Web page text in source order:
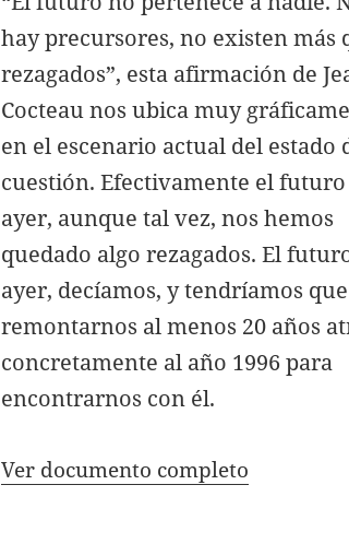
hay precursores, no existen más
rezagados”, esta afirmación de
Cocteau nos ubica muy
en el escenario actual del estado
cuestión. Efectivamente el
ayer, aunque tal vez, nos hemos
quedado algo rezagados. El
ayer, decíamos, y tendríamos que
remontarnos al menos 20 años
concretamente al año 1996 para
encontrarnos con él.
Ver documento completo